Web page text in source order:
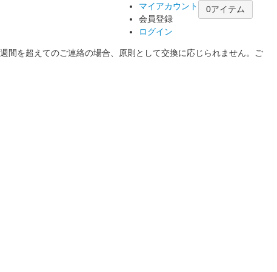
0アイテム
マイアカウント
会員登録
ログイン
間を超えてのご連絡の場合、原則として交換に応じられません。ご